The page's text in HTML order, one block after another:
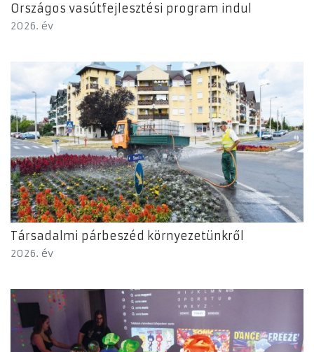
Országos vasútfejlesztési program indul
2026. év
Társadalmi párbeszéd környezetünkről
2026. év